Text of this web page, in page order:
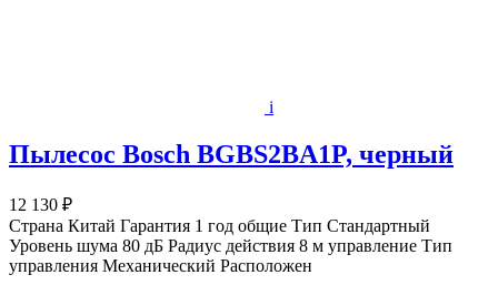
i
Пылесос Bosch BGBS2BA1P, черный
12 130 ₽
Страна Китай Гарантия 1 год общие Тип Стандартный
Уровень шума 80 дБ Радиус действия 8 м управление Тип
управления Механический Расположен